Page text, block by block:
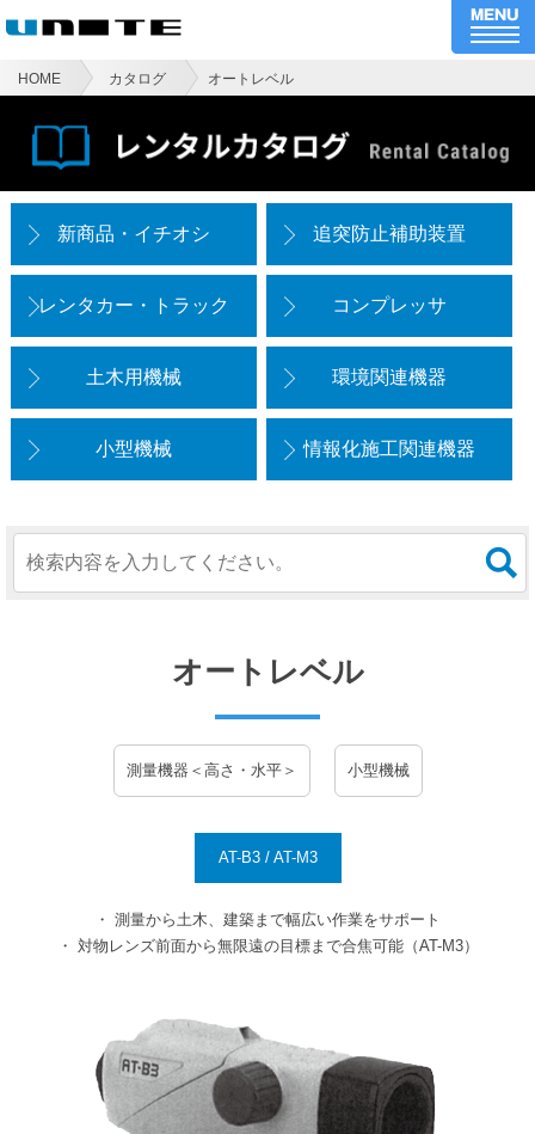
HOME カタログ オートレベル
新商品・イチオシ 追突防止補助装置
レンタカー・トラック コンプレッサ
土木用機械 環境関連機器
小型機械 情報化施工関連機器
オートレベル
測量機器＜高さ・水平＞ 小型機械
AT-B3 / AT-M3
・ 測量から土木、建築まで幅広い作業をサポート
・ 対物レンズ前面から無限遠の目標まで合焦可能（AT-M3）